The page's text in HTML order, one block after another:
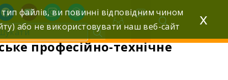
youtubeinstagramwordpress
професійно-технічне
файлів, ви повинні відповідним чином
або не використовувати наш веб-сайт
x